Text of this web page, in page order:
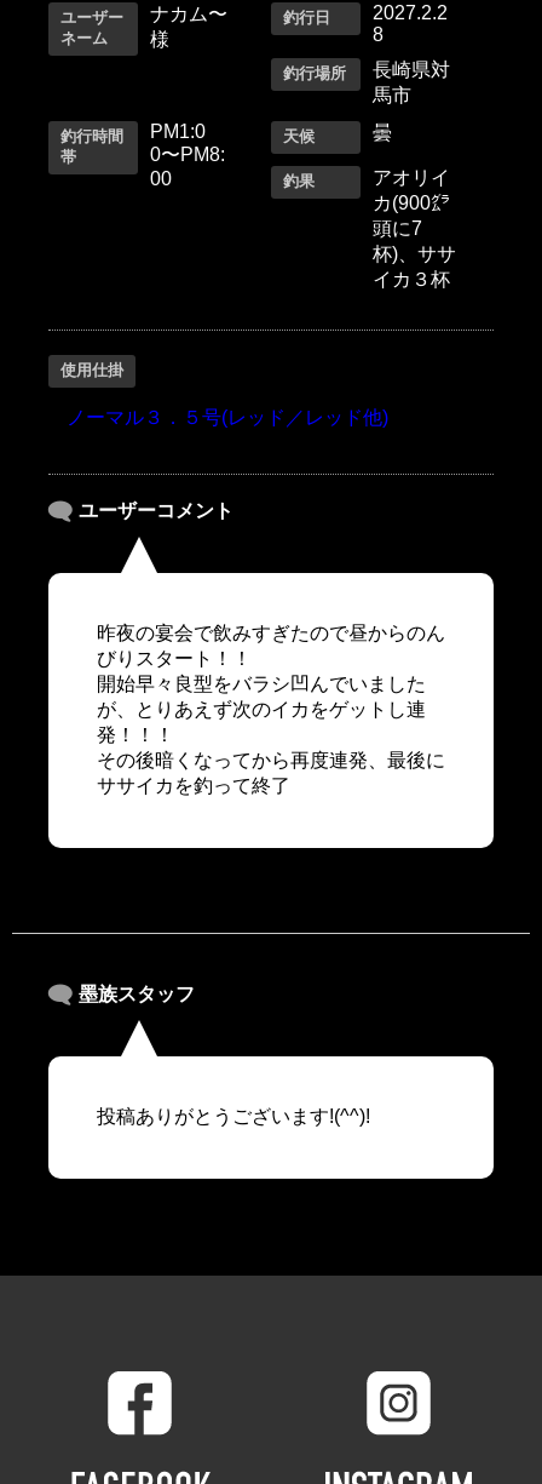
ユーザー
ネーム
ナカム〜
様
釣行日
2027.2.2
8
釣行場所
長崎県対
馬市
釣行時間
帯
PМ1:0
0〜PM8:
00
天候 曇
釣果
アオリイ
カ(900㌘
頭に7
杯)、ササ
イカ３杯
使用仕掛
ノーマル３．５号(レッド／レッド他)
ユーザーコメント
昨夜の宴会で飲みすぎたので昼からのん
びりスタート！！
開始早々良型をバラシ凹んでいました
が、とりあえず次のイカをゲットし連
発！！！
その後暗くなってから再度連発、最後に
ササイカを釣って終了
墨族スタッフ
投稿ありがとうございます!(^^)!